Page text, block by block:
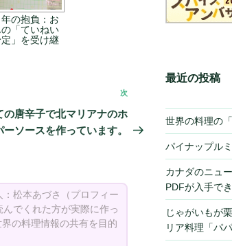
年の抱負：お
「ていねい
」を受け継
次
の
投
次
の唐辛子で北マリアナのホ
ーソースを作っています。
：松本あづさ（プロフィー
んでくれた方が実際に作っ
の料理情報の共有を目的
最近の投稿
世界の料理の
パイナップル
カナダのニュ
PDFが入手で
じゃがいもが
リア料理「パ